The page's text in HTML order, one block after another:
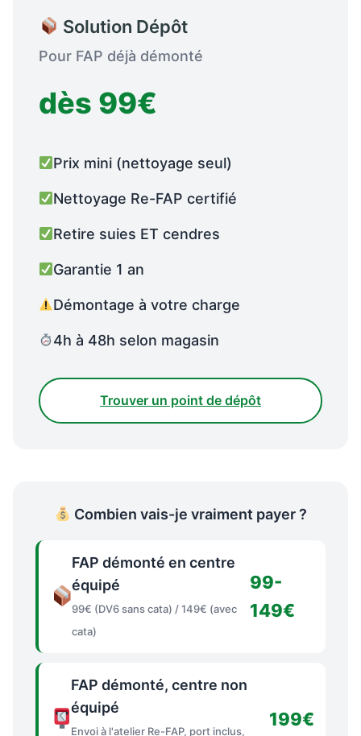
Solution Dépôt
Pour FAP déjà démonté
dès 99€
Prix mini (nettoyage seul)
Nettoyage Re-FAP certifié
Retire suies ET cendres
Garantie 1 an
Démontage à votre charge
4h à 48h selon magasin
Trouver un point de dépôt
Combien vais-je vraiment payer ?
FAP démonté en centre
équipé
99€ (DV6 sans cata) / 149€ (avec
cata)
99-
149€
FAP démonté, centre non
équipé
Envoi à l'atelier Re-FAP, port inclus,
199€